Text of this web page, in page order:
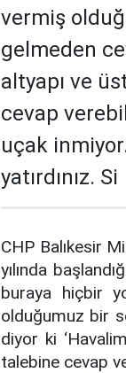
vermiş
gelmeden
altyapı ve
cevap
uçak
yatırdınız. Si
CHP Balıkesir
yılında
buraya hiçbir
olduğumuz bir
diyor ki
talebine cevap